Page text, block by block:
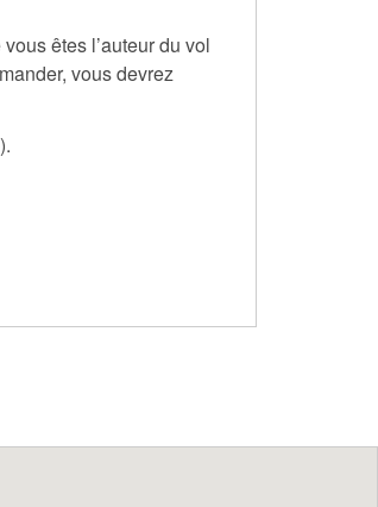
êtes l’auteur du vol
vous devrez